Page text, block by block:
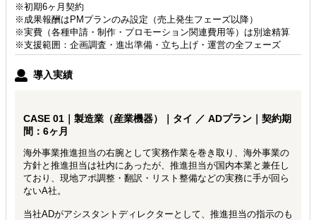
※初期6ヶ月契約
※成果報酬はPMプランのみ設定（売上発生フェーズ以降）
※実費（各種申請・制作・プロモーション関連費用等）は別途精算
※支援範囲：企画調査・進出準備・立ち上げ・運営の全フェーズ
導入実績
CASE 01｜製造業（産業機器）｜タイ ／ ADプラン｜契約期
間：6ヶ月
海外事業推進担当の右腕として実務作業を巻き取り、海外事業の
方針と推進担当は社内にあったが、推進担当が国内本業と兼任し
ており、現地アポ調整・翻訳・リスト整備などの実務に手が回ら
ないA社。
当社ADがアシスタントディレクターとして、推進担当の指示のも